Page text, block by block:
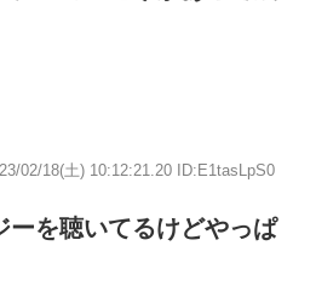
02/18(土) 10:12:21.20 ID:E1tasLpS0
ーを聴いてるけどやっぱ